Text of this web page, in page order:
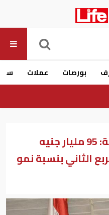
بورصات عملات
وزارة التخطيط المصرية: 95 مليار جنيه
الثاني بنسبة نمو